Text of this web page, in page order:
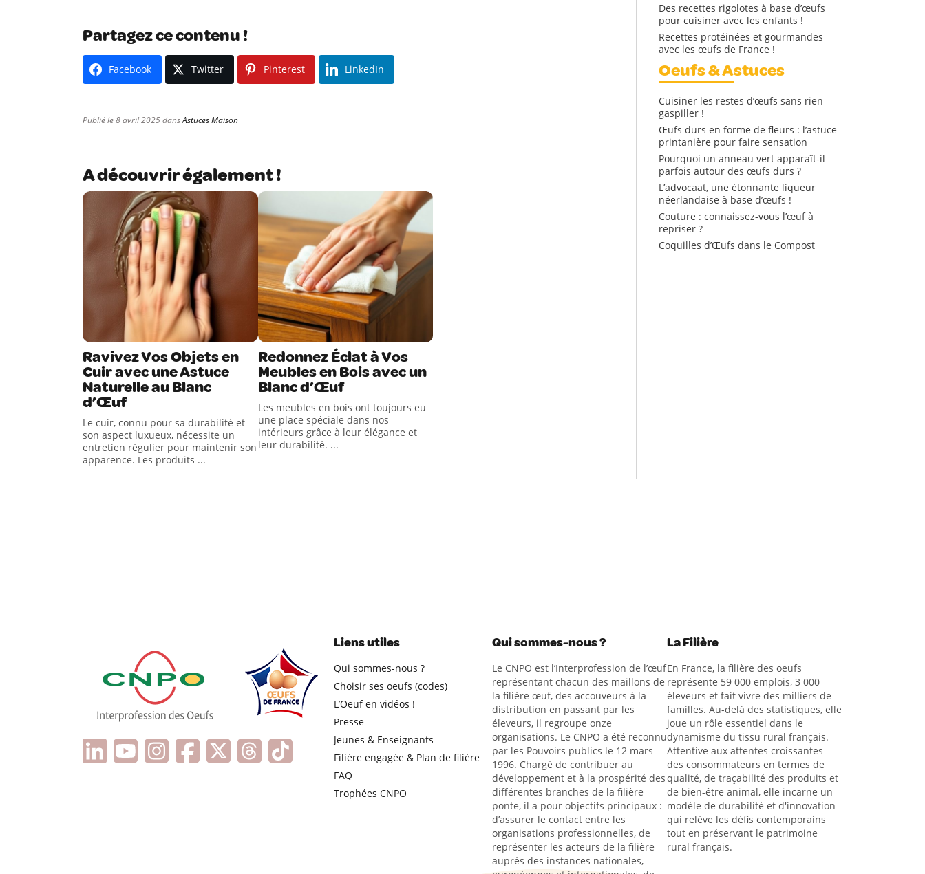
Partagez ce contenu !
Facebook Twitter Pinterest LinkedIn
Publié le 8 avril 2025 dansAstuces Maison
A découvrir également !
Ravivez Vos Objets en
Cuir avec une Astuce
Naturelle au Blanc
d’Œuf
Le cuir, connu pour sa durabilité et
son aspect luxueux, nécessite un
entretien régulier pour maintenir son
apparence. Les produits ...
Redonnez Éclat à Vos
Meubles en Bois avec un
Blanc d’Œuf
Les meubles en bois ont toujours eu
une place spéciale dans nos
intérieurs grâce à leur élégance et
leur durabilité. ...
Des recettes rigolotes à base d’œufs
pour cuisiner avec les enfants !
Recettes protéinées et gourmandes
avec les œufs de France !
Oeufs & Astuces
Cuisiner les restes d’œufs sans rien
gaspiller !
Œufs durs en forme de fleurs : l’astuce
printanière pour faire sensation
Pourquoi un anneau vert apparaît-il
parfois autour des œufs durs ?
L’advocaat, une étonnante liqueur
néerlandaise à base d’œufs !
Couture : connaissez-vous l’œuf à
repriser ?
Coquilles d’Œufs dans le Compost
Liens utiles
Qui sommes-nous ?
Choisir ses oeufs (codes)
L’Oeuf en vidéos !
Presse
Jeunes & Enseignants
Filière engagée & Plan de filière
FAQ
Trophées CNPO
Qui sommes-nous ?
Le CNPO est l’Interprofession de l’œuf
représentant chacun des maillons de
la filière œuf, des accouveurs à la
distribution en passant par les
éleveurs, il regroupe onze
organisations. Le CNPO a été reconnu
par les Pouvoirs publics le 12 mars
1996. Chargé de contribuer au
développement et à la prospérité des
différentes branches de la filière
ponte, il a pour objectifs principaux :
d’assurer le contact entre les
organisations professionnelles, de
représenter les acteurs de la filière
auprès des instances nationales,
La Filière
En France, la filière des oeufs
représente 59 000 emplois, 3 000
éleveurs et fait vivre des milliers de
familles. Au-delà des statistiques, elle
joue un rôle essentiel dans le
dynamisme du tissu rural français.
Attentive aux attentes croissantes
des consommateurs en termes de
qualité, de traçabilité des produits et
de bien-être animal, elle incarne un
modèle de durabilité et d'innovation
qui relève les défis contemporains
tout en préservant le patrimoine
rural français.